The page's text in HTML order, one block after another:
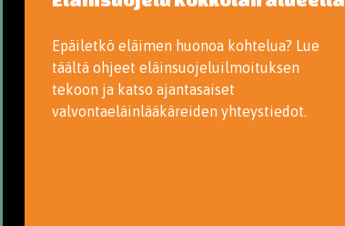
Epäiletkö eläimen huonoa kohtelua? Lue
täältä ohjeet eläinsuojeluilmoituksen
tekoon ja katso ajantasaiset
valvontaeläinlääkäreiden yhteystiedot.